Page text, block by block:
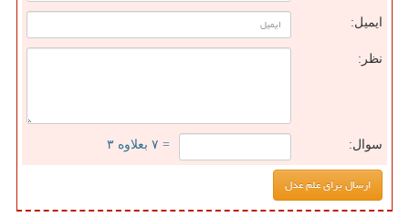
ایمیل:
نظر:
سوال: = ۷ بعلاوه ۳